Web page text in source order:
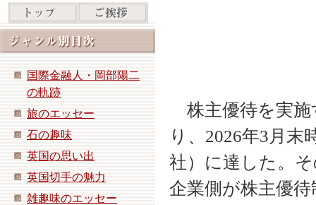
国際金融人・岡部陽二
の軌跡
旅のエッセー
石の趣味
英国の思い出
英国切手の魅力
雑趣味のエッセー
株主優待を実
り、2026年3月末
社）に達した。
企業側が株主優